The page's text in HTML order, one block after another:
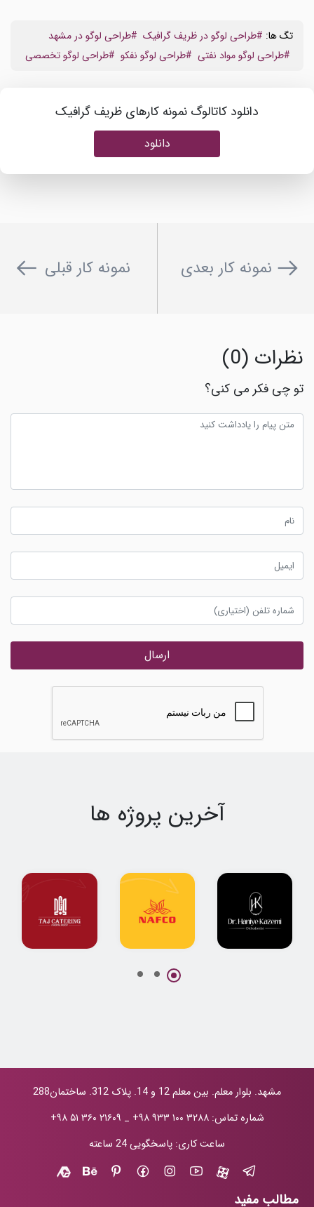
تگ ها: #طراحی لوگو در ظریف گرافیک #طراحی لوگو در مشهد
#طراحی لوگو مواد نفتی #طراحی لوگو نفکو #طراحی لوگو تخصصی
دانلود کاتالوگ نمونه کارهای ظریف گرافیک
دانلود
نمونه کار بعدی نمونه کار قبلی
نظرات (0)
تو چی فکر می کنی؟
ارسال
آخرین پروژه ها
مشهد. بلوار معلم. بین معلم 12 و 14. پلاک 312. ساختمان288
شماره تماس:+۹۸ ۹۳۳ ۱۰۰ ۳۲۸۸ _ +۹۸ ۵۱ ۳۶۰ ۲۱۶۰۹
ساعت کاری: پاسخگویی 24 ساعته
مطالب مفید